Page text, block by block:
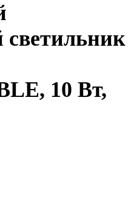
светильник
10 Вт,